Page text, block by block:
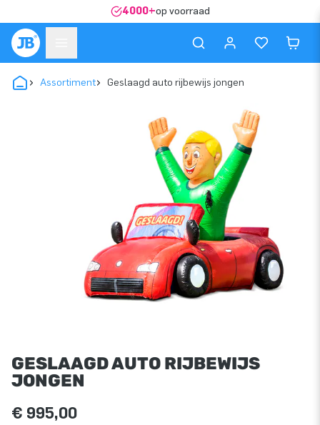
4000+op voorraad
Assortiment Geslaagd auto rijbewijs jongen
GESLAAGD AUTO RIJBEWIJS
JONGEN
€ 995,00